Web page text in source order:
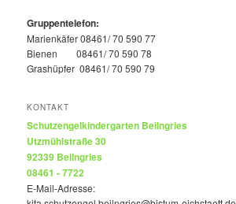
Gruppentelefon:
Marienkäfer 08461/ 70 590 77
Bienen 08461/ 70 590 78
Grashüpfer 08461/ 70 590 79
KONTAKT
Schutzengelkindergarten Beilngries
Utzmühlstraße 30
92339 Beilngries
08461 - 7722
E-Mail-Adresse: